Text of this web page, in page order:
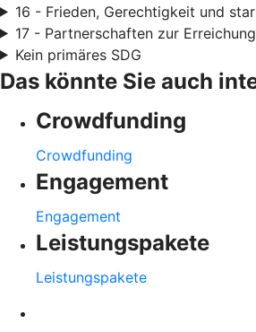
16 - Frieden, Gerechtigkeit und
17 - Partnerschaften zur
Kein primäres SDG
Das könnte Sie auch
Crowdfunding
Crowdfunding
Engagement
Engagement
Leistungspakete
Leistungspakete